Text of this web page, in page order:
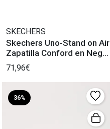
SKECHERS
Skechers Uno-Stand on Air
Zapatilla Conford en Negro
Mujer
71,96€
36%